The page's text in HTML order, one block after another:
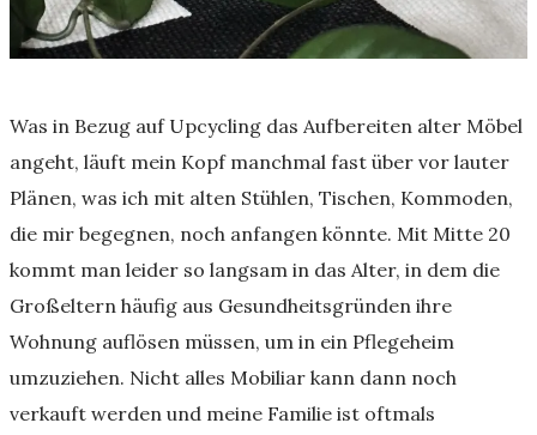
Was in Bezug auf Upcycling das Aufbereiten alter Möbel
angeht, läuft mein Kopf manchmal fast über vor lauter
Plänen, was ich mit alten Stühlen, Tischen, Kommoden,
die mir begegnen, noch anfangen könnte. Mit Mitte 20
kommt man leider so langsam in das Alter, in dem die
Großeltern häufig aus Gesundheitsgründen ihre
Wohnung auflösen müssen, um in ein Pflegeheim
umzuziehen. Nicht alles Mobiliar kann dann noch
verkauft werden und meine Familie ist oftmals